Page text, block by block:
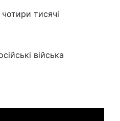
чотири тисячі
війська